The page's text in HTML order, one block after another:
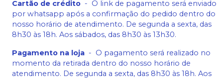
Cartão de crédito - O link de pagamento será enviado
por whatsapp após a confirmação do pedido dentro do
nosso horário de atendimento. De segunda a sexta, das
8h30 às 18h. Aos sábados, das 8h30 às 13h30.
Pagamento na loja - O pagamento será realizado no
momento da retirada dentro do nosso horário de
atendimento. De segunda a sexta, das 8h30 às 18h. Aos